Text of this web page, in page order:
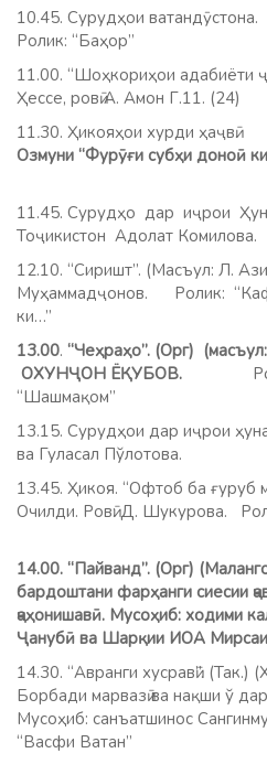
10.45. Сурудҳои
Ролик: “Баҳор”
11.00. “Шоҳкориҳои адабиёти
Ҳессе, ровӣ А. Амон Г.11. (24)
11.30. Ҳикояҳои
Озмуни “Фурӯғи субҳи доноӣ
11.45. Сурудҳо дар иҷрои
Тоҷикистон Адолат
12.10. “Сиришт”. (Масъул: Л.
Муҳаммадҷонов. Ролик:
ки…”
13.00. “Чеҳраҳо”. (Орг)
ОХУНҶОН ЁҚУБОВ.
“Шашмақом”
13.15. Сурудҳои дар иҷрои
ва Гуласал Пўлотова.
13.45. Ҳикоя. “Офтоб ба ғуруб
Очилди. Ровӣ: Д.
14.00. “Пайванд”. (Орг)
бардоштани фарҳанги сиесии
ҷаҳонишавӣ. Мусоҳиб: ходими
Ҷанубӣ ва Шарқии ИОА
14.30. “Авранги хусравӣ”.
Борбади марвазӣ ва нақши ў
Мусоҳиб: санъатшинос
“Васфи